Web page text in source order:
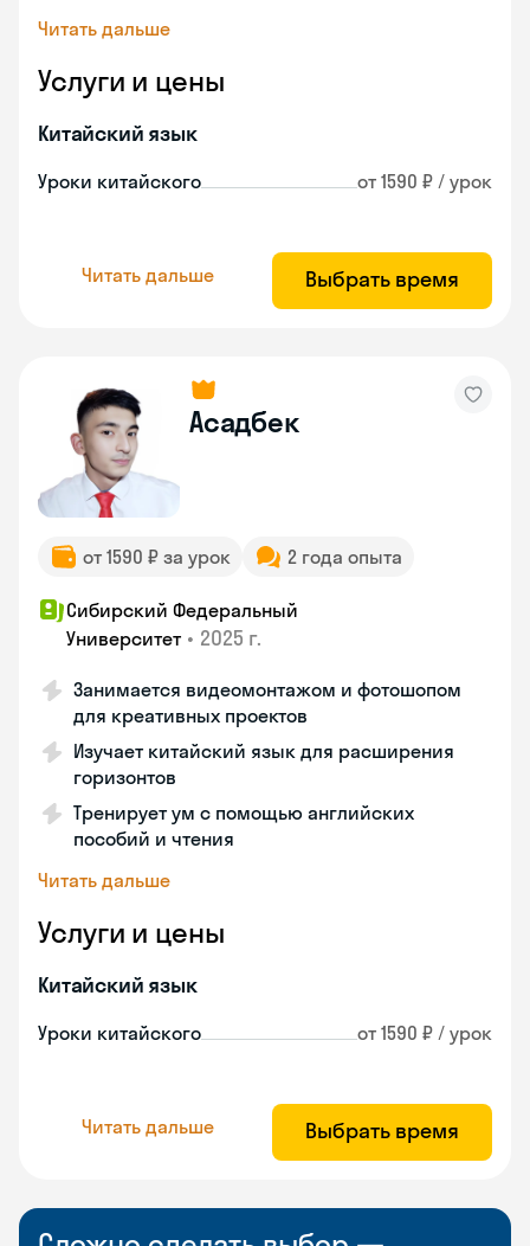
Читать дальше
Услуги и цены
Китайский язык
Уроки китайского от 1590 ₽ / урок
Читать дальше Выбрать время
Асадбек
от 1590 ₽ за урок 2 года опыта
Сибирский Федеральный
Университет • 2025 г.
Занимается видеомонтажом и фотошопом
для креативных проектов
Изучает китайский язык для расширения
горизонтов
Тренирует ум с помощью английских
пособий и чтения
Читать дальше
Услуги и цены
Китайский язык
Уроки китайского от 1590 ₽ / урок
Читать дальше Выбрать время